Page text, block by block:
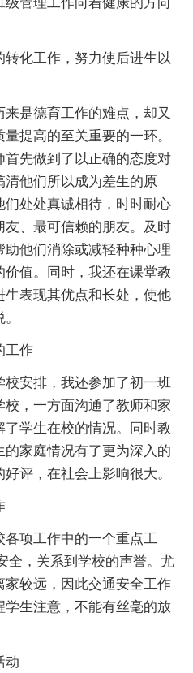
化工作，努力使后进生以
是德育工作的难点，却又
提高的至关重要的一环。
先做到了以正确的态度对
他们所以成为差生的原
们处处真诚相待，时时耐心
、最可信赖的朋友。及时
他们消除或减轻种种心理
值。同时，我还在课堂教
表现其优点和长处，使他
工作
安排，我还参加了初一班
，一方面沟通了教师和家
学生在校的情况。同时教
家庭情况有了更为深入的
评，在社会上影响很大。
项工作中的一个重点工
全，关系到学校的声誉。尤
较远，因此交通安全工作
生注意，不能有丝毫的放
动